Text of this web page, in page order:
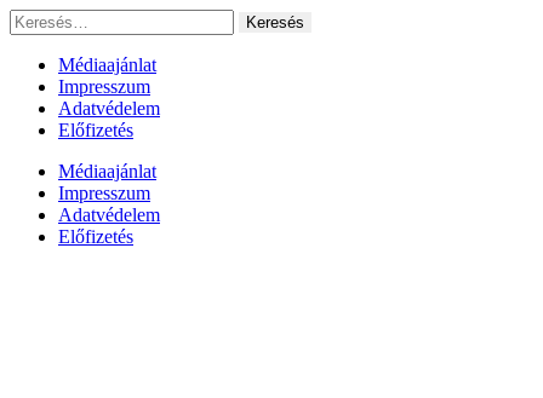
Ugrás
a
tartalomhoz
Keresés:
Médiaajánlat
Impresszum
Adatvédelem
Előfizetés
Médiaajánlat
Impresszum
Adatvédelem
Előfizetés